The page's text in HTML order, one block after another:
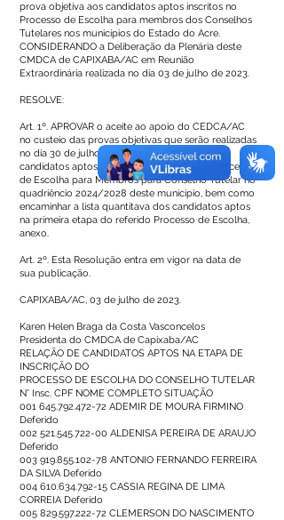
prova objetiva aos candidatos aptos inscritos no
Processo de Escolha para membros dos Conselhos
Tutelares nos municípios do Estado do Acre.
CONSIDERANDO a Deliberação da Plenária deste
CMDCA de CAPIXABA/AC em Reunião
Extraordinária realizada no dia 03 de julho de 2023.
RESOLVE:
Art. 1º. APROVAR o aceite ao apoio do CEDCA/AC
no custeio das provas objetivas que serão realizadas
no dia 30 de julho de 2023, das 09h as 12h, aos
candidatos aptos na etapa de inscrição do Processo
de Escolha para Membros para Conselho Tutelar no
quadriêncio 2024/2028 deste municipio, bem como
encaminhar a lista quantitava dos candidatos aptos
na primeira etapa do referido Processo de Escolha,
anexo.
Art. 2º. Esta Resolução entra em vigor na data de
sua publicação.
CAPIXABA/AC, 03 de julho de 2023.
Karen Helen Braga da Costa Vasconcelos
Presidenta do CMDCA de Capixaba/AC
RELAÇÃO DE CANDIDATOS APTOS NA ETAPA DE
INSCRIÇÃO DO
PROCESSO DE ESCOLHA DO CONSELHO TUTELAR
N° Insc. CPF NOME COMPLETO SITUAÇÃO
001 645.792.472-72 ADEMIR DE MOURA FIRMINO
Deferido
002 521.545.722-00 ALDENISA PEREIRA DE ARAUJO
Deferido
003 919.855.102-78 ANTONIO FERNANDO FERREIRA
DA SILVA Deferido
004 610.634.792-15 CASSIA REGINA DE LIMA
CORREIA Deferido
005 829.597.222-72 CLEMERSON DO NASCIMENTO